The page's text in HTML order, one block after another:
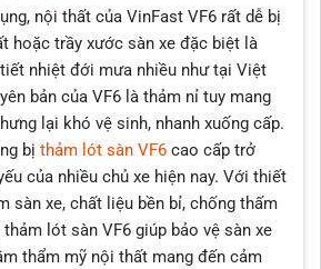
hốc ghế, bậc cửa.
chỉ nổi sang trọng.
chống trượt vượt trội.
phần.
sang trọng, thẩm mỹ, bảo vệ toàn
nội thất của VinFast VF6 rất dễ bị
hoặc trầy xước sàn xe đặc biệt là
nhiệt đới mưa nhiều như tại Việt
bản của VF6 là thảm nỉ tuy mang
lại khó vệ sinh, nhanh xuống cấp.
bị thảm lót sàn VF6cao cấp trở
của nhiều chủ xe hiện nay. Với thiết
sàn xe, chất liệu bền bỉ, chống thấm
lót sàn VF6 giúp bảo vệ sàn xe
thẩm mỹ nội thất mang đến cảm